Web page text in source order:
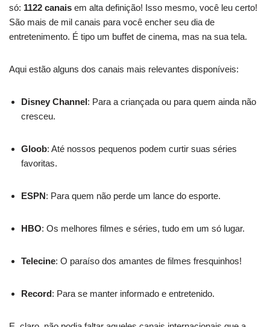
só: 1122 canais em alta definição! Isso mesmo, você leu certo!
São mais de mil canais para você encher seu dia de
entretenimento. É tipo um buffet de cinema, mas na sua tela.
Aqui estão alguns dos canais mais relevantes disponíveis:
Disney Channel: Para a criançada ou para quem ainda não
cresceu.
Gloob: Até nossos pequenos podem curtir suas séries
favoritas.
ESPN: Para quem não perde um lance do esporte.
HBO: Os melhores filmes e séries, tudo em um só lugar.
Telecine: O paraíso dos amantes de filmes fresquinhos!
Record: Para se manter informado e entretenido.